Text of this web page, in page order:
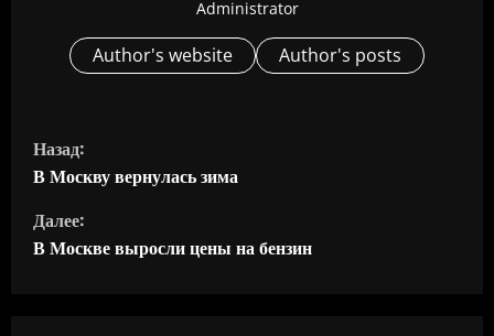
Administrator
Author's website Author's posts
П
р
о
Назад:
В Москву вернулась зима
Далее:
В Москве выросли цены на бензин